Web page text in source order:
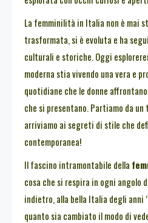
La femminilità in Italia non è mai
trasformata, si è evoluta e ha
culturali e storiche. Oggi
moderna stia vivendo una vera e
quotidiane che le donne
che si presentano. Partiamo da
arriviamo ai segreti di stile che
contemporanea!
Il fascino intramontabile della
cosa che si respira in ogni angolo
indietro, alla bella Italia degli anni
quanto sia cambiato il modo di